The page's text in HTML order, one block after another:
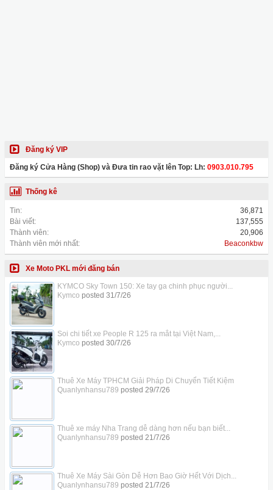
Đăng ký VIP
Đăng ký Cửa Hàng (Shop) và Đưa tin rao vặt lên Top: Lh: 0903.010.795
Thống kê
Tin:
36,871
Bài viết:
137,555
Thành viên:
20,906
Thành viên mới nhất:
Beaconkbw
Xe Moto PKL mới đăng bán
KYMCO Sky Town 150: Xe tay ga chinh phục người...
Kymco posted 31/7/26
Soi chi tiết xe People R 125 ra mắt tại Việt Nam,...
Kymco posted 30/7/26
Thuê Xe Máy TPHCM Giải Pháp Di Chuyển Tiết Kiệm
Quanlynhansu789 posted 29/7/26
Thuê xe máy Nha Trang dễ dàng hơn nếu bạn biết...
Quanlynhansu789 posted 21/7/26
Thuê Xe Máy Sài Gòn Dễ Hơn Bao Giờ Hết Với Dịch...
Quanlynhansu789 posted 21/7/26